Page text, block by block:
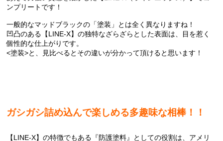
ンプリートです！
一般的なマッドブラックの「塗装」とは全く異なりますね！
凹凸のある【LINE-X】の独特なざらざらとした表面は、目を惹く
個性的な仕上がりです。
<塗装>と、見比べるとその違いが分かって頂けると思います！
ガシガシ詰め込んで楽しめる多趣味な相棒！！
【LINE-X】の特徴でもある『防護塗料』としての役割は、アメリ